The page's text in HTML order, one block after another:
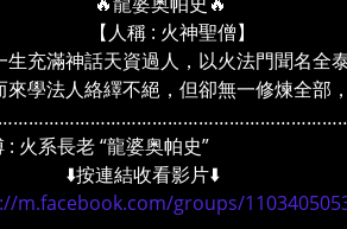
稱 : 火神聖僧】
生充滿神話天資過人，以火法門聞名全
來學法人絡繹不絕，但卻無一修煉全部
: 火系長老 “龍婆奥帕史”
連結收看影片⬇️
m.facebook.com/groups/